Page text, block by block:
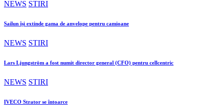
NEWS STIRI
Sailun își extinde gama de anvelope pentru camioane
NEWS STIRI
Lars Ljungström a fost numit director general (CFO) pentru cellcentric
NEWS STIRI
IVECO Strator se întoarce